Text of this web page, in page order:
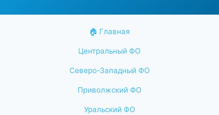
🏠 Главная
Центральный ФО
Северо-Западный ФО
Приволжский ФО
Уральский ФО